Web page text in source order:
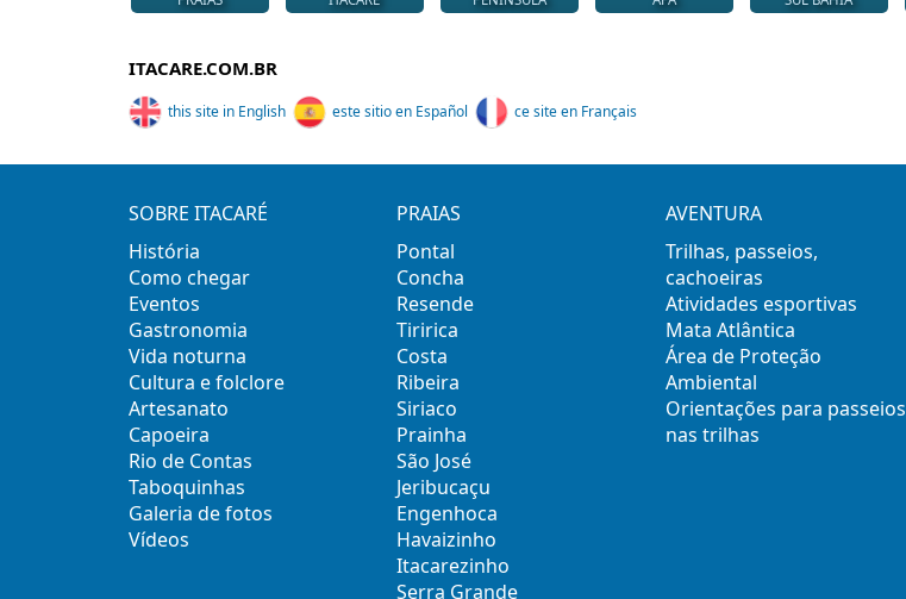
ITACARE.COM.BR
this site in English este sitio en Español ce site en Français
SOBRE ITACARÉ
História
Como chegar
Eventos
Gastronomia
Vida noturna
Cultura e folclore
Artesanato
Capoeira
Rio de Contas
Taboquinhas
Galeria de fotos
Vídeos
PRAIAS
Pontal
Concha
Resende
Tiririca
Costa
Ribeira
Siriaco
Prainha
São José
Jeribucaçu
Engenhoca
Havaizinho
Itacarezinho
Serra Grande
AVENTURA
Trilhas, passeios,
cachoeiras
Atividades esportivas
Mata Atlântica
Área de Proteção
Ambiental
Orientações para passeios
nas trilhas